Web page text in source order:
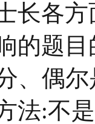
长各
的题
、偶
法:不